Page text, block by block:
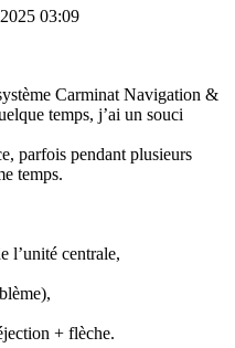
03:09
Carminat Navigation &
temps, j’ai un souci
parfois pendant plusieurs
temps.
l’unité centrale,
+ flèche.